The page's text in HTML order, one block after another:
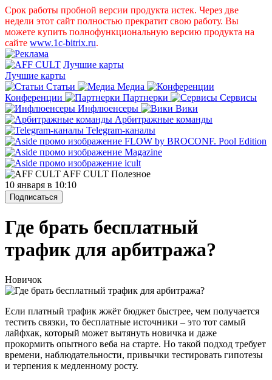
Срок работы пробной версии продукта истек. Через две
недели этот сайт полностью прекратит свою работу. Вы
можете купить полнофункциональную версию продукта на
сайте www.1c-bitrix.ru.
Лучшие карты
Лучшие карты
Статьи
Медиа
Конференции
Партнерки
Сервисы
Инфлюенсеры
Вики
Арбитражные команды
Telegram-каналы
AFF CULT Полезное
10 января в 10:10
Подписаться
Где брать бесплатный
трафик для арбитража?
Новичок
Если платный трафик жжёт бюджет быстрее, чем получается
тестить связки, то бесплатные источники – это тот самый
лайфхак, который может вытянуть новичка и даже
прокормить опытного веба на старте. Но такой подход требует
времени, наблюдательности, привычки тестировать гипотезы
и терпения к медленному росту.